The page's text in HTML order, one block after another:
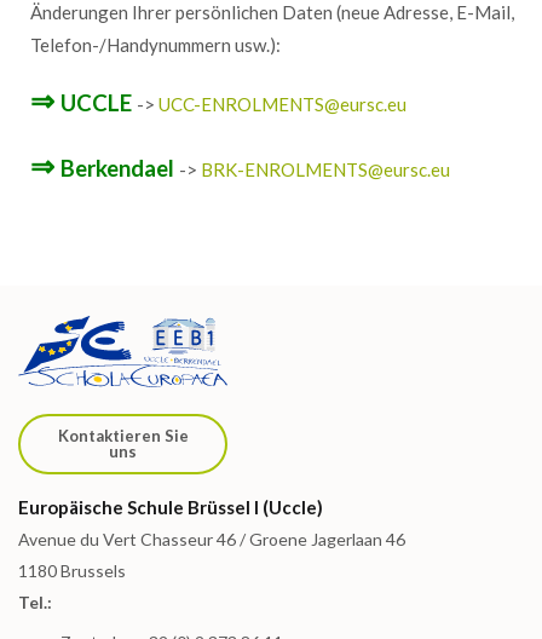
Änderungen Ihrer persönlichen Daten (neue Adresse, E-Mail,
Telefon-/Handynummern usw.):
⇒ UCCLE -> UCC-ENROLMENTS@eursc.eu
⇒ Berkendael -> BRK-ENROLMENTS@eursc.eu
Kontaktieren Sie
uns
Europäische Schule Brüssel I (Uccle)
Avenue du Vert Chasseur 46 / Groene Jagerlaan 46
1180 Brussels
Tel.: